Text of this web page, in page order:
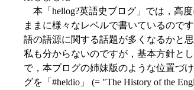
本「hellog?英語史ブログ」では，高
ままに様々なレベルで書いているので
語の語源に関する話題が多くなるかと
私も分からないのですが，基本方針と
で，本ブログの姉妹版のような位置づ
グを「#heldio」 (= "The History of the